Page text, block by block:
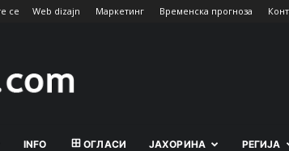
се Web dizajn Маркетинг Временска прогноза
INFO ОГЛАСИ ЈАХОРИНА РEГИЈА